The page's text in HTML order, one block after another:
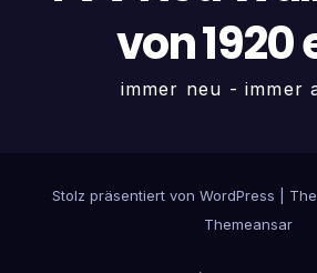
von 1920
immer neu - immer
Stolz präsentiert von WordPress
Themeansar